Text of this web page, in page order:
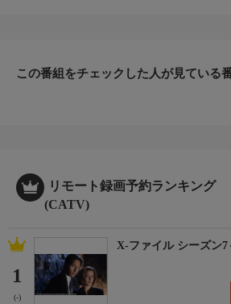
この番組をチェックした人が見ている
リモート録画予約ランキング
(CATV)
1
(-)
X-ファイル シーズン7